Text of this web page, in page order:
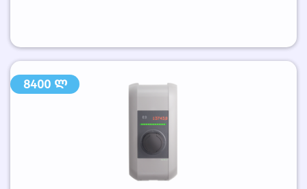
8400 ლ